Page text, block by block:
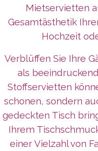
Mietservietten
Gesamtästhetik
Hochzeit
Verblüffen Sie Ihre
als
Stoffservietten
schonen, sondern
gedeckten Tisch
Ihrem
einer Vielzahl von